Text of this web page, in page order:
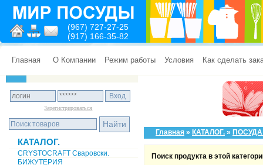
(967) 727-27-25
(917) 166-35-82
Главная О Компании Режим работы Условия Как сделать
Зарегистрироваться
КАТАЛОГ.
CRYSTOCRAFT Сваровски.
БИЖУТЕРИЯ
Главная » КАТАЛОГ. »
Поиск продукта в этой